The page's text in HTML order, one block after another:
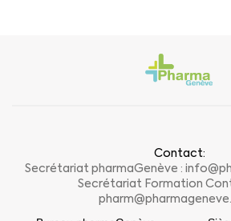
Contact:
Secrétariat pharmaGenève :
Secrétariat Formation